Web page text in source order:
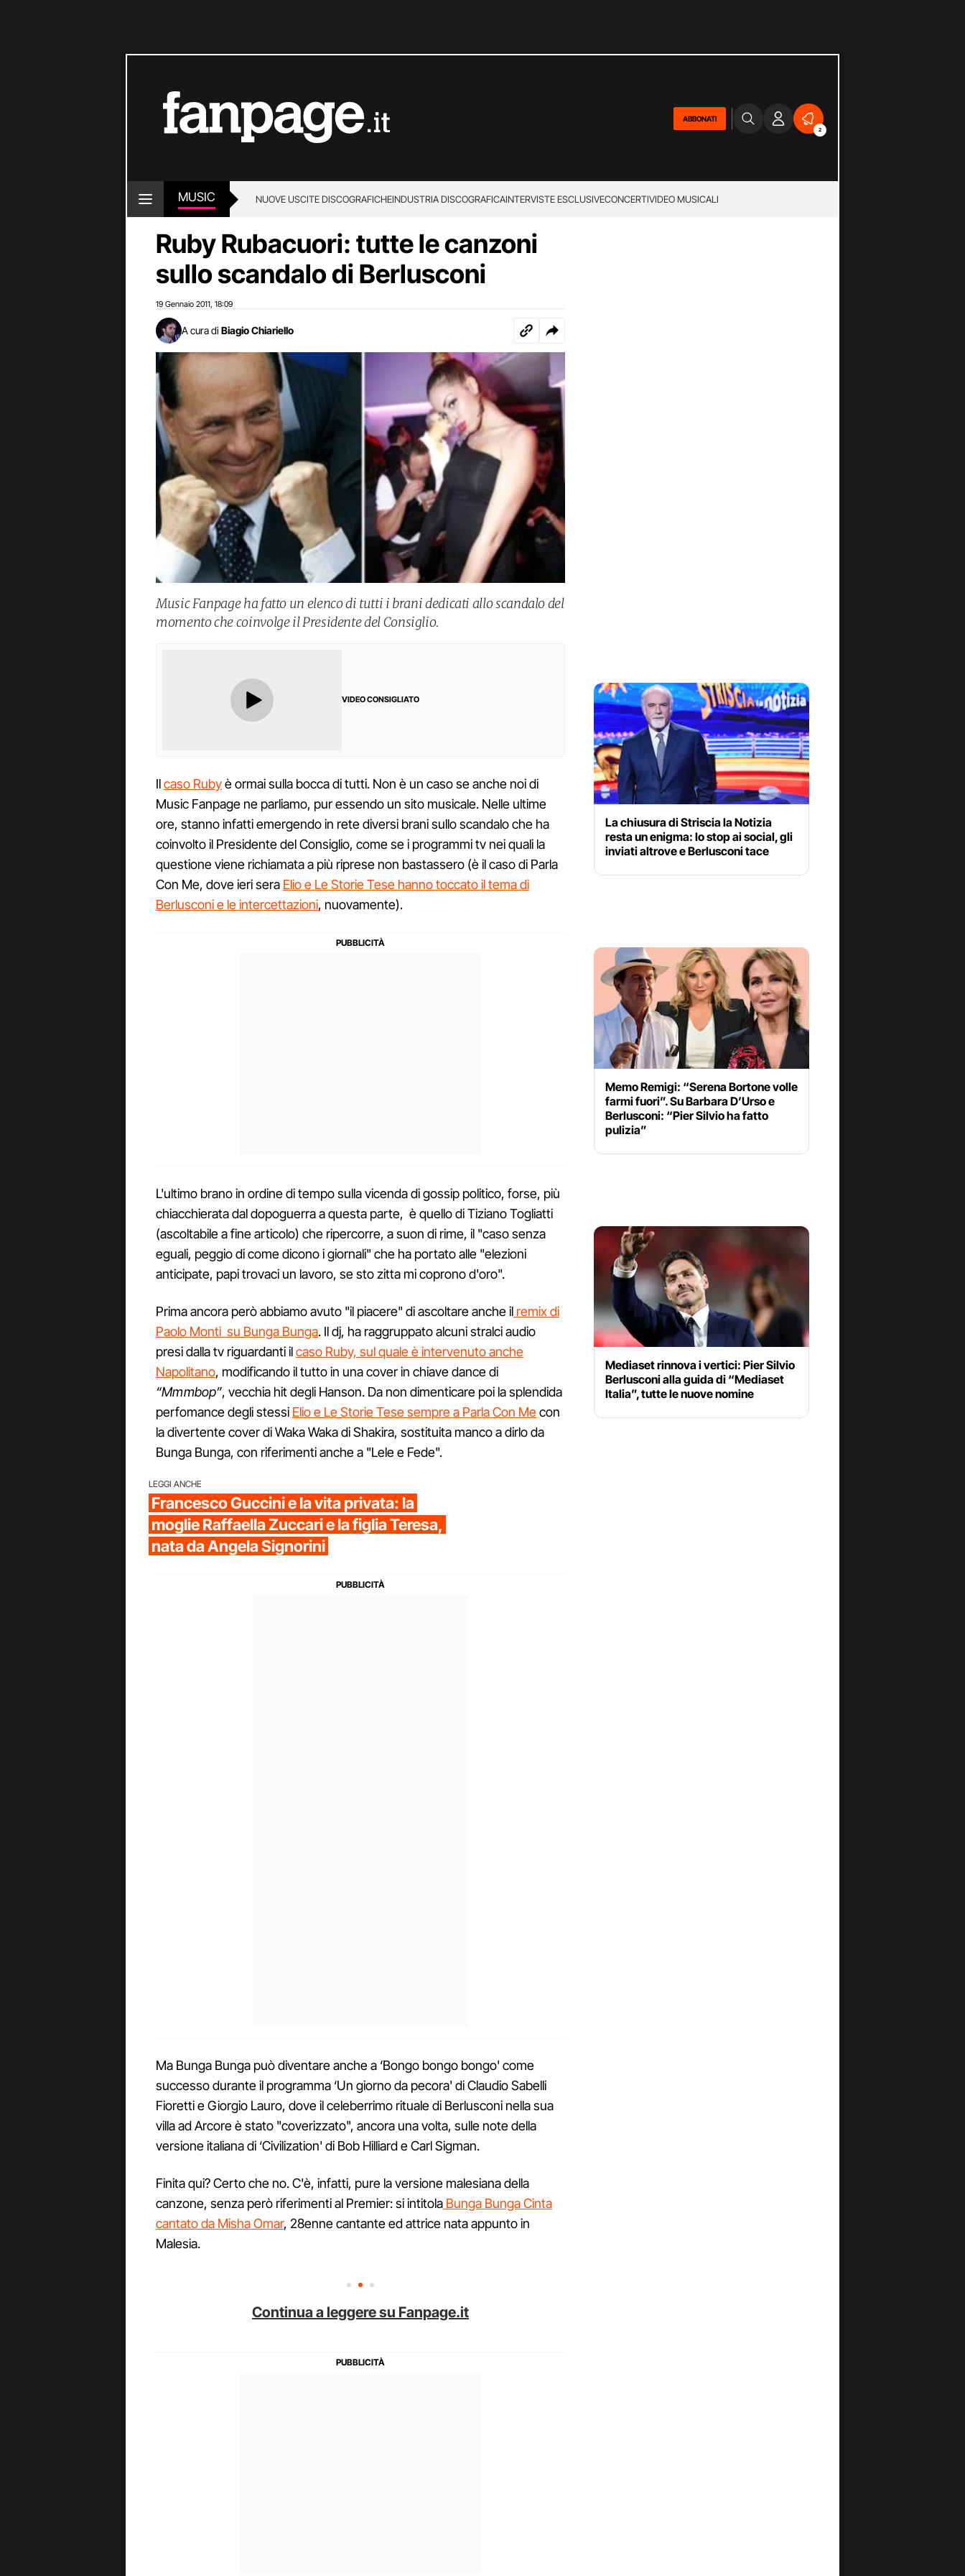
ABBONATI
2
MUSIC NUOVE USCITE DISCOGRAFICHEINDUSTRIA DISCOGRAFICAINTERVISTE ESCLUSIVECONCERTIVIDEO MUSICALI
Ruby Rubacuori: tutte le canzoni
sullo scandalo di Berlusconi
19 Gennaio 2011 18:09
A cura di Biagio Chiariello
Music Fanpage ha fatto un elenco di tutti i brani dedicati allo scandalo del
momento che coinvolge il Presidente del Consiglio.
VIDEO CONSIGLIATO
Ilcaso Rubyè ormai sulla bocca di tutti. Non è un caso se anche noi di
Music Fanpage ne parliamo, pur essendo un sito musicale. Nelle ultime
ore, stanno infatti emergendo in rete diversi brani sullo scandalo che ha
coinvolto il Presidente del Consiglio, come se i programmi tv nei quali la
questione viene richiamata a più riprese non bastassero (è il caso di Parla
Con Me, dove ieri sera Elio e Le Storie Tese hanno toccato il tema di
Berlusconi e le intercettazioni, nuovamente).
L'ultimo brano in ordine di tempo sulla vicenda di gossip politico, forse, più
chiacchierata dal dopoguerra a questa parte, è quello di Tiziano Togliatti
(ascoltabile a fine articolo) che ripercorre, a suon di rime, il "caso senza
eguali, peggio di come dicono i giornali" che ha portato alle "elezioni
anticipate, papi trovaci un lavoro, se sto zitta mi coprono d'oro".
Prima ancora però abbiamo avuto "il piacere" di ascoltare anche il remix di
Paolo Monti su Bunga Bunga. Il dj, ha raggruppato alcuni stralci audio
presi dalla tv riguardanti ilcaso Ruby, sul quale è intervenuto anche
Napolitano, modificando il tutto in una cover in chiave dance di
“Mmmbop”, vecchia hit degli Hanson. Da non dimenticare poi la splendida
perfomance degli stessi Elio e Le Storie Tese sempre a Parla Con Mecon
la divertente cover di Waka Waka di Shakira, sostituita manco a dirlo da
Bunga Bunga, con riferimenti anche a "Lele e Fede".
LEGGI ANCHE
Francesco Guccini e la vita privata: la
moglie Raffaella Zuccari e la figlia Teresa,
nata da Angela Signorini
Ma Bunga Bunga può diventare anche a ‘Bongo bongo bongo' come
successo durante il programma ‘Un giorno da pecora' di Claudio Sabelli
Fioretti e Giorgio Lauro, dove il celeberrimo rituale di Berlusconi nella sua
villa ad Arcore è stato "coverizzato", ancora una volta, sulle note della
versione italiana di ‘Civilization' di Bob Hilliard e Carl Sigman.
Finita qui? Certo che no. C'è, infatti, pure la versione malesiana della
canzone, senza però riferimenti al Premier: si intitola Bunga Bunga Cinta
cantato da Misha Omar, 28enne cantante ed attrice nata appunto in
Malesia.
Continua a leggere su Fanpage.it
La chiusura di Striscia la Notizia
resta un enigma: lo stop ai social, gli
inviati altrove e Berlusconi tace
Memo Remigi: “Serena Bortone volle
farmi fuori”. Su Barbara D’Urso e
Berlusconi: “Pier Silvio ha fatto
pulizia”
Mediaset rinnova i vertici: Pier Silvio
Berlusconi alla guida di “Mediaset
Italia”, tutte le nuove nomine